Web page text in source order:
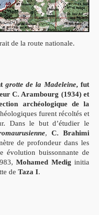
de la route nationale.
grotte de la Madeleine, fut
C. Arambourg (1934) et
archéologique de la
furent récoltés et
Dans le but d’étudier le
,C. Brahimi
de profondeur dans les
évolution buissonnante de
Mohamed Medig initia
de Taza I.